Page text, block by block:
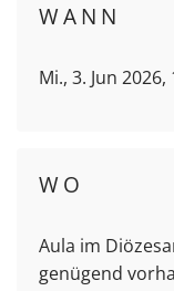
WANN
Mi., 3. Jun
WO
Aula im
genügend